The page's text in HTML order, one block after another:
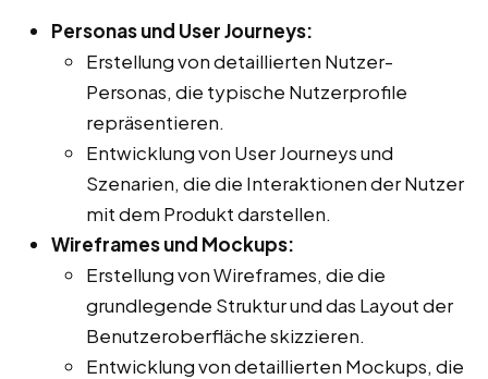
Personas und User Journeys:
Erstellung von detaillierten Nutzer-
Personas, die typische Nutzerprofile
repräsentieren.
Entwicklung von User Journeys und
Szenarien, die die Interaktionen der Nutzer
mit dem Produkt darstellen.
Wireframes und Mockups:
Erstellung von Wireframes, die die
grundlegende Struktur und das Layout der
Benutzeroberfläche skizzieren.
Entwicklung von detaillierten Mockups, die